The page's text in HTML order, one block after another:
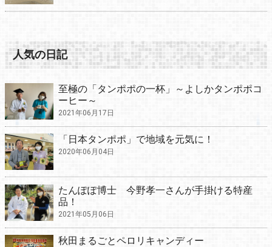
人気の日記
至極の「タンポポの一杯」～よしかタンポポコ
ーヒー～
2021年06月17日
「日本タンポポ」で地域を元気に！
2020年06月04日
たんぽぽ博士 今野孝一さんが手掛ける特産
品！
2021年05月06日
秋田まるごとペロリキャンディー